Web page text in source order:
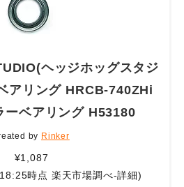
ヘッジホッグスタジ
アリング HRCB-740ZHi
ーベアリング H53180
by Rinker
¥1,087
時点 楽天市場調べ-詳細)